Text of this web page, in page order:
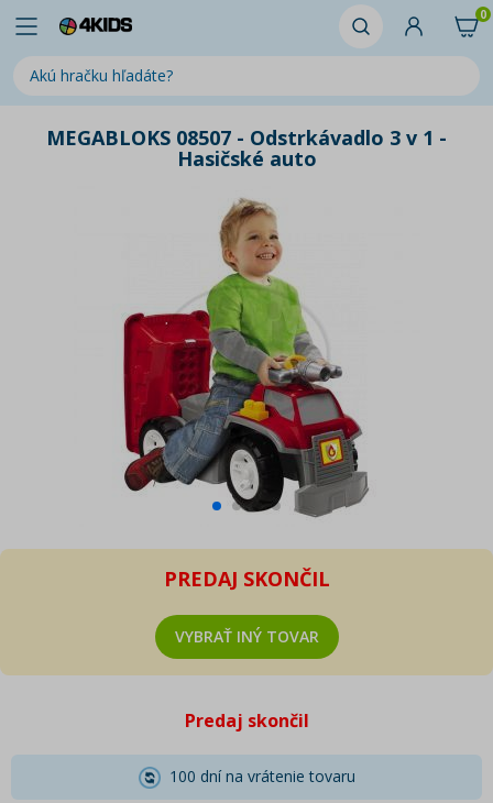
0
MEGABLOKS 08507 - Odstrkávadlo 3 v 1 -
Hasičské auto
PREDAJ SKONČIL
VYBRAŤ INÝ TOVAR
Predaj skončil
100 dní na vrátenie tovaru